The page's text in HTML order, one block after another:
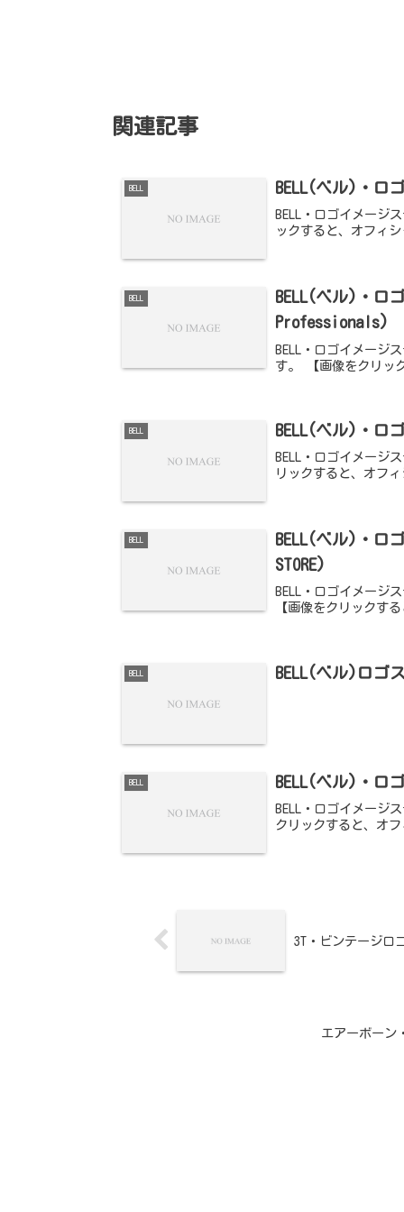
関連記事
BELL BELL(ベル)・ロ
BELL・ロゴイメージ
ックすると、オフィ
BELL
BELL(ベル)・ロ
Professionals)
BELL・ロゴイメー
す。 【画像をクリッ
BELL BELL(ベル)・ロ
BELL・ロゴイメー
リックすると、オフ
BELL
BELL(ベル)・ロ
STORE)
BELL・ロゴイメージ
【画像をクリックす
BELL BELL(ベル)ロゴ
BELL BELL(ベル)・ロゴ
BELL・ロゴイメージ
クリックすると、オ
3T・ビンテージロ
エアーボーン